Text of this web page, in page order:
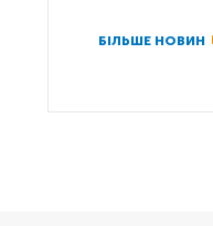
БІЛЬШЕ НОВИН